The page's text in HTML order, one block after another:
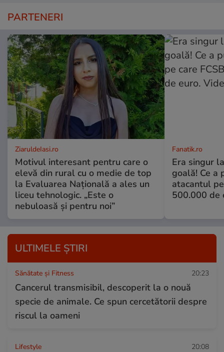
PARTENERI
ZiaruldeIasi.ro
Motivul interesant pentru care o
elevă din rural cu o medie de top
la Evaluarea Națională a ales un
liceu tehnologic. „Este o
nebuloasă și pentru noi”
Fanatik.ro
Era singur
goală! Ce a
atacantul
500.000 de
ULTIMELE ȘTIRI
Sănătate și Fitness 20:23
Cancerul transmisibil, descoperit la o nouă
specie de animale. Ce spun cercetătorii despre
riscul la oameni
Lifestyle 20:08